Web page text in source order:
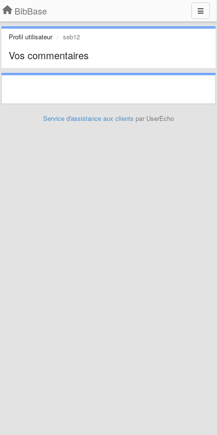
BibBase
Profil utilisateur seb12
Vos commentaires
Service d'assistance aux clients par UserEcho